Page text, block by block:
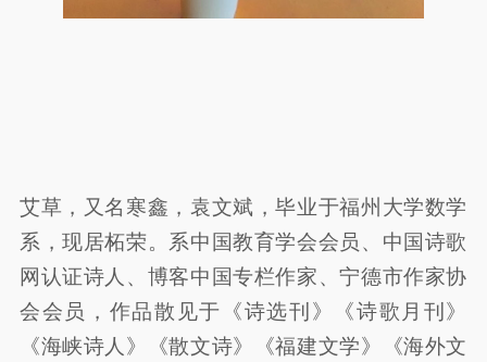
艾草，又名寒鑫，袁文斌，毕业于福州大学数学
系，现居柘荣。系中国教育学会会员、中国诗歌
网认证诗人、博客中国专栏作家、宁德市作家协
会会员，作品散见于《诗选刊》《诗歌月刊》
《海峡诗人》《散文诗》《福建文学》《海外文